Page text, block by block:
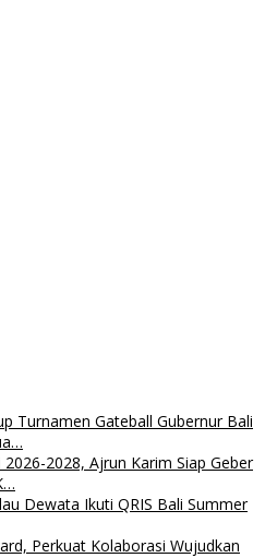
Turnamen Gateball Gubernur Bali
2026-2028, Ajrun Karim Siap Geber
Dewata Ikuti QRIS Bali Summer
Perkuat Kolaborasi Wujudkan